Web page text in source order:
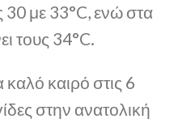
με 33°C, ενώ στα
τους 34°C.
καλό καιρό στις 6
στην ανατολική